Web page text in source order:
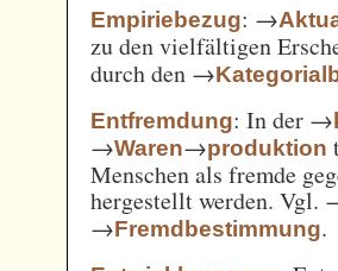
Empiriebezug: →
zu den vielfältigen
durch den →
Entfremdung: In der →
→Waren→produktion
Menschen als fremde
hergestellt werden. Vgl.
→Fremdbestimmung.